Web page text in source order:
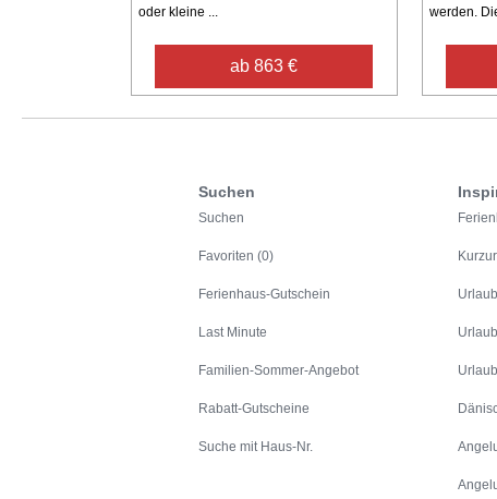
oder kleine ...
ab 863 €
werden.
Suchen
Suchen
Favoriten (0)
Ferienhaus-Gutschein
Last Minute
Familien-Sommer-Angebot
Rabatt-Gutscheine
Suche mit Haus-Nr.